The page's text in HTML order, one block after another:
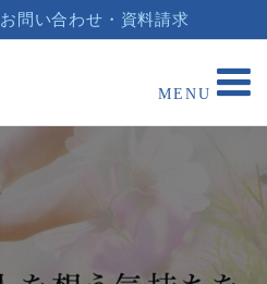
お問い合わせ・資料請求